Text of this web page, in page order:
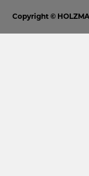
Copyright ©